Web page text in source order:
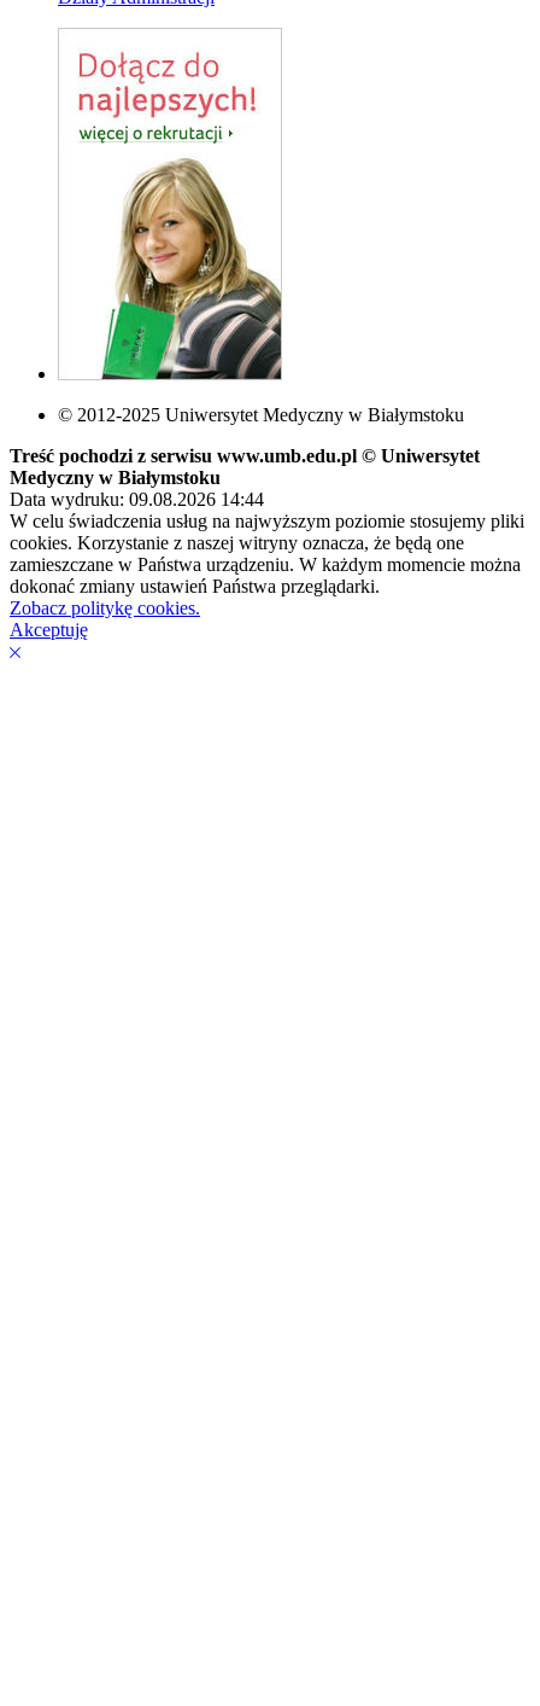
© 2012-2025 Uniwersytet Medyczny w Białymstoku
Treść pochodzi z serwisu www.umb.edu.pl © Uniwersytet
Medyczny w Białymstoku
Data wydruku: 09.08.2026 14:44
W celu świadczenia usług na najwyższym poziomie stosujemy pliki
cookies. Korzystanie z naszej witryny oznacza, że będą one
zamieszczane w Państwa urządzeniu. W każdym momencie można
dokonać zmiany ustawień Państwa przeglądarki.
Zobacz politykę cookies.
Akceptuję